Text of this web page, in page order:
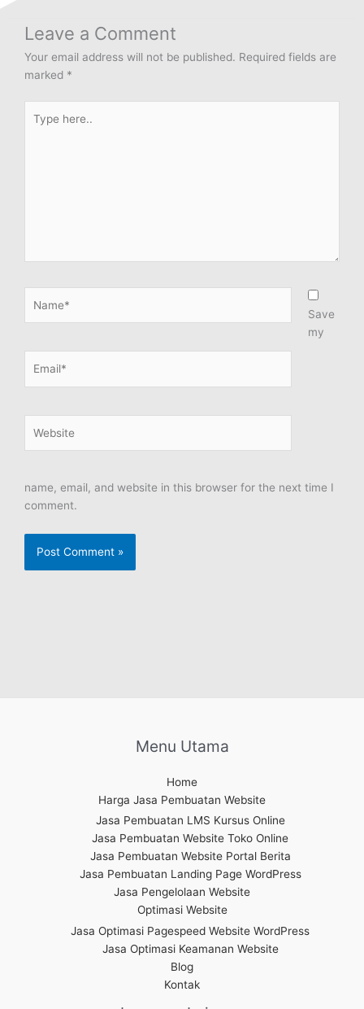
Leave a Comment
Your email address will not be published. Required fields are
marked *
here..
Save
my
name, email, and website in this browser for the next time I
comment.
Menu Utama
Home
Harga Jasa Pembuatan Website
Jasa Pembuatan LMS Kursus Online
Jasa Pembuatan Website Toko Online
Jasa Pembuatan Website Portal Berita
Jasa Pembuatan Landing Page WordPress
Jasa Pengelolaan Website
Optimasi Website
Jasa Optimasi Pagespeed Website WordPress
Jasa Optimasi Keamanan Website
Blog
Kontak